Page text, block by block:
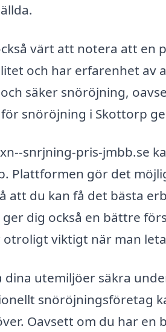
värt att notera att en
och har erfarenhet av
säker snöröjning,
snöröjning i Skottorp
snrjning-pris-jmbb.se
Plattformen gör det
att du kan få det bästa
dig också en bättre
otroligt viktigt när man
dina utemiljöer säkra
snöröjningsföretag
Oavsett om du har